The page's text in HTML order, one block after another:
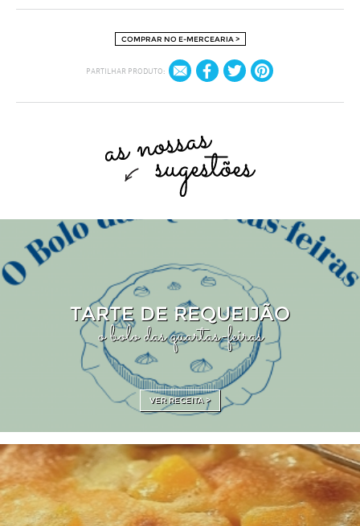
COMPRAR NO E-MERCEARIA >
PARTILHAR PRODUTO:
TARTE DE REQUEIJÃO
o bolo das quartas-feiras
VER RECEITA >